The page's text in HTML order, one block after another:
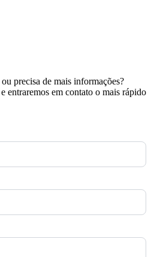
precisa de mais informações?
entraremos em contato o mais rápido